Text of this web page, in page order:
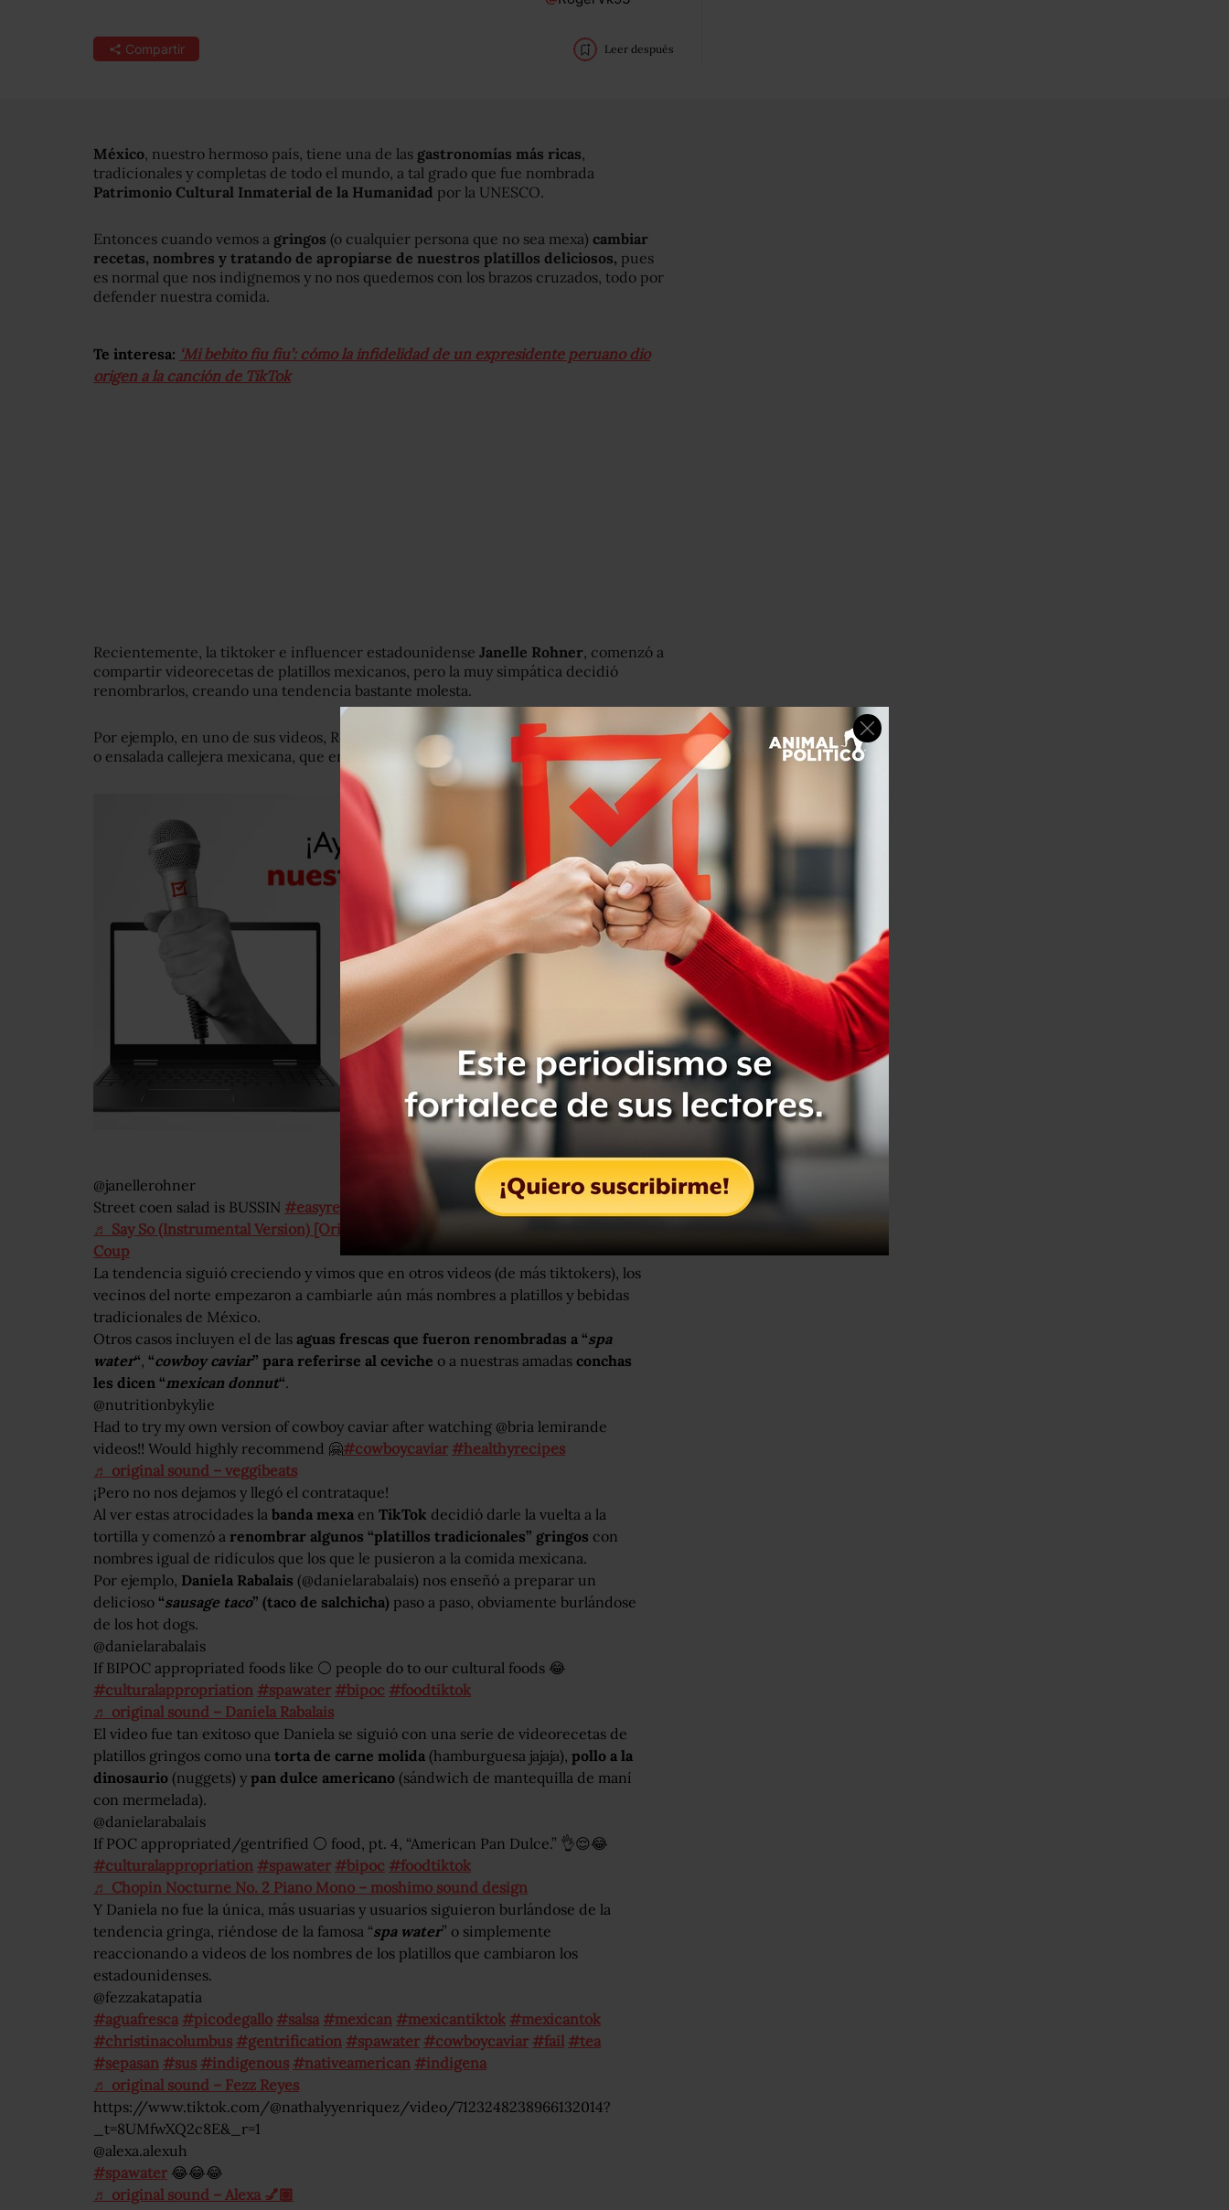
Compartir Leer después
México, nuestro hermoso país, tiene una de las gastronomías más ricas,
tradicionales y completas de todo el mundo, a tal grado que fue nombrada
Patrimonio Cultural Inmaterial de la Humanidad por la UNESCO.
Entonces cuando vemos a gringos (o cualquier persona que no sea mexa) cambiar
recetas, nombres y tratando de apropiarse de nuestros platillos deliciosos, pues
es normal que nos indignemos y no nos quedemos con los brazos cruzados, todo por
defender nuestra comida.
Te interesa: ‘Mi bebito fiu fiu’: cómo la infidelidad de un expresidente peruano dio
origen a la canción de TikTok
Recientemente, la tiktoker e influencer estadounidense Janelle Rohner, comenzó a
compartir videorecetas de platillos mexicanos, pero la muy simpática decidió
renombrarlos, creando una tendencia bastante molesta.
Por ejemplo, en uno de sus videos, Rohner empieza a preparar mexican street salad
o ensalada callejera mexicana, que en realidad son
@janellerohner
Street coen salad is BUSSIN #easyrecipe #learnontiktok #foodtiktok
#foodies
♬ Say So (Instrumental Version) [Originally Performed by Doja Cat] – Elliot Van
Coup
La tendencia siguió creciendo y vimos que en otros videos (de más tiktokers), los
vecinos del norte empezaron a cambiarle aún más nombres a platillos y bebidas
tradicionales de México.
Otros casos incluyen el de las aguas frescas que fueron renombradas a “spa
water“, “cowboy caviar” para referirse al ceviche o a nuestras amadas conchas
les dicen “mexican donnut“.
@nutritionbykylie
Had to try my own version of cowboy caviar after watching @bria lemirande
videos!! Would highly recommend 🤗#cowboycaviar #healthyrecipes
♬ original sound – veggibeats
¡Pero no nos dejamos y llegó el contrataque!
Al ver estas atrocidades la banda mexa en TikTok decidió darle la vuelta a la
tortilla y comenzó a renombrar algunos “platillos tradicionales” gringos con
nombres igual de ridículos que los que le pusieron a la comida mexicana.
Por ejemplo, Daniela Rabalais (@danielarabalais) nos enseñó a preparar un
delicioso “sausage taco” (taco de salchicha) paso a paso, obviamente burlándose
de los hot dogs.
@danielarabalais
If BIPOC appropriated foods like ⚪️ people do to our cultural foods 😂
#culturalappropriation #spawater #bipoc #foodtiktok
♬ original sound – Daniela Rabalais
El video fue tan exitoso que Daniela se siguió con una serie de videorecetas de
platillos gringos como una torta de carne molida (hamburguesa jajaja), pollo a la
dinosaurio (nuggets) y pan dulce americano (sándwich de mantequilla de maní
con mermelada).
@danielarabalais
If POC appropriated/gentrified ⚪️ food, pt. 4, “American Pan Dulce.” 👌😌😂
#culturalappropriation #spawater #bipoc #foodtiktok
♬ Chopin Nocturne No. 2 Piano Mono – moshimo sound design
Y Daniela no fue la única, más usuarias y usuarios siguieron burlándose de la
tendencia gringa, riéndose de la famosa “spa water” o simplemente
reaccionando a videos de los nombres de los platillos que cambiaron los
estadounidenses.
@fezzakatapatia
#aguafresca #picodegallo #salsa #mexican #mexicantiktok #mexicantok
#christinacolumbus #gentrification #spawater #cowboycaviar #fail #tea
#sepasan #sus #indigenous #nativeamerican #indigena
♬ original sound – Fezz Reyes
https://www.tiktok.com/@nathalyyenriquez/video/7123248238966132014?
_t=8UMfwXQ2c8E&_r=1
@alexa.alexuh
#spawater 😂😂😂
♬ original sound – Alexa 💅🏽